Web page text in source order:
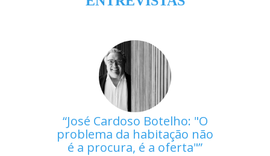
José Cardoso Botelho: "O
problema da habitação não
é a procura, é a oferta"